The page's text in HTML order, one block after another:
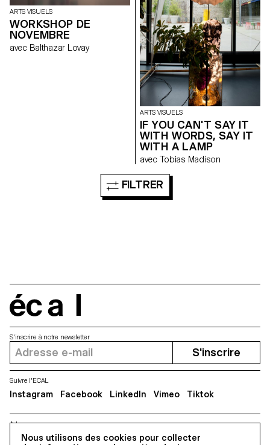
ARTS VISUELS
WORKSHOP DE
NOVEMBRE
avec Balthazar Lovay
ARTS VISUELS
IF YOU CAN'T SAY IT
WITH WORDS, SAY IT
WITH A LAMP
avec Tobias Madison
FILTRER
Nous utilisons des cookies pour collecter
Adresse
5, avenue du Temple, CH-1020 Renens
S'inscrire à notre newsletter
S'inscrire
Suivre l'ECAL
Instagram Facebook LinkedIn Vimeo Tiktok